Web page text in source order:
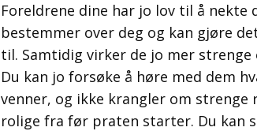
Foreldrene dine har jo lov til å nekte
bestemmer over deg og kan gjøre
til. Samtidig virker de jo mer
Du kan jo forsøke å høre med dem
venner, og ikke krangler om
rolige fra før praten starter. Du kan